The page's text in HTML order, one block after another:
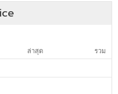
ล่าสุด รวม